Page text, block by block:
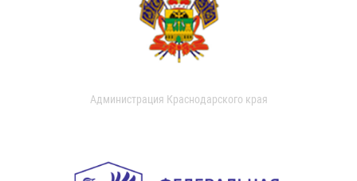
Администрация Краснодарского края